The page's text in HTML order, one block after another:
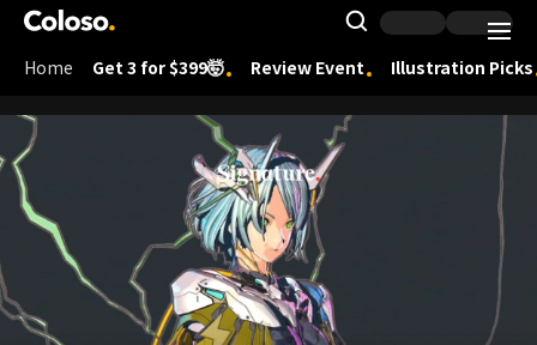
Coloso.
Search
Coloso Menu
Home Get 3 for $399🤯 Review Event Illustration Picks